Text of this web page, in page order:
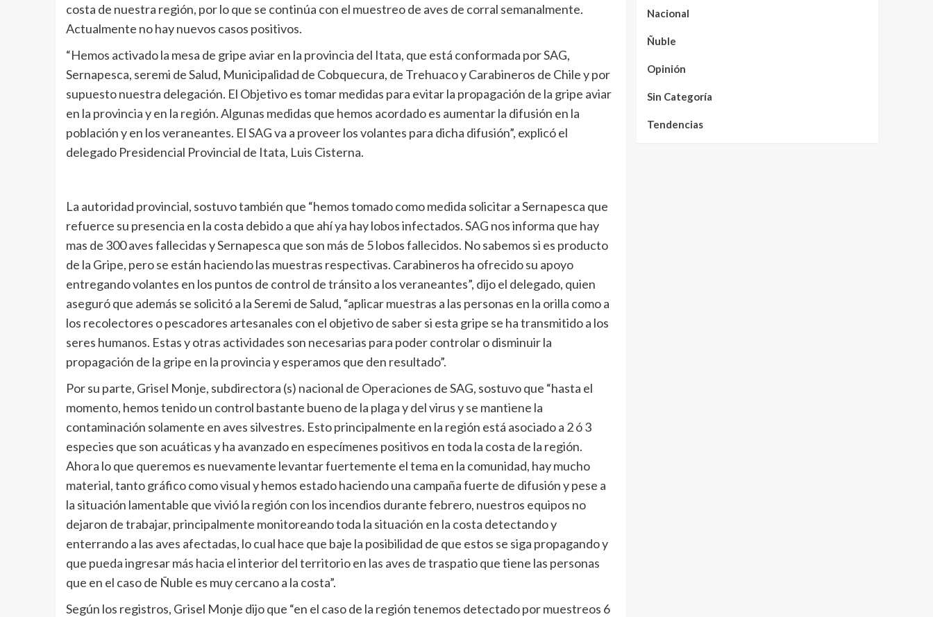
costa de nuestra región, por lo que se continúa con el muestreo de aves de corral semanalmente.
Actualmente no hay nuevos casos positivos.
“Hemos activado la mesa de gripe aviar en la provincia del Itata, que está conformada por SAG,
Sernapesca, seremi de Salud, Municipalidad de Cobquecura, de Trehuaco y Carabineros de Chile y por
supuesto nuestra delegación. El Objetivo es tomar medidas para evitar la propagación de la gripe aviar
en la provincia y en la región. Algunas medidas que hemos acordado es aumentar la difusión en la
población y en los veraneantes. El SAG va a proveer los volantes para dicha difusión”, explicó el
delegado Presidencial Provincial de Itata, Luis Cisterna.
La autoridad provincial, sostuvo también que “hemos tomado como medida solicitar a Sernapesca que
refuerce su presencia en la costa debido a que ahí ya hay lobos infectados. SAG nos informa que hay
mas de 300 aves fallecidas y Sernapesca que son más de 5 lobos fallecidos. No sabemos si es producto
de la Gripe, pero se están haciendo las muestras respectivas. Carabineros ha ofrecido su apoyo
entregando volantes en los puntos de control de tránsito a los veraneantes”, dijo el delegado, quien
aseguró que además se solicitó a la Seremi de Salud, “aplicar muestras a las personas en la orilla como a
los recolectores o pescadores artesanales con el objetivo de saber si esta gripe se ha transmitido a los
seres humanos. Estas y otras actividades son necesarias para poder controlar o disminuir la
propagación de la gripe en la provincia y esperamos que den resultado”.
Por su parte, Grisel Monje, subdirectora (s) nacional de Operaciones de SAG, sostuvo que “hasta el
momento, hemos tenido un control bastante bueno de la plaga y del virus y se mantiene la
contaminación solamente en aves silvestres. Esto principalmente en la región está asociado a 2 ó 3
especies que son acuáticas y ha avanzado en especímenes positivos en toda la costa de la región.
Ahora lo que queremos es nuevamente levantar fuertemente el tema en la comunidad, hay mucho
material, tanto gráfico como visual y hemos estado haciendo una campaña fuerte de difusión y pese a
la situación lamentable que vivió la región con los incendios durante febrero, nuestros equipos no
dejaron de trabajar, principalmente monitoreando toda la situación en la costa detectando y
enterrando a las aves afectadas, lo cual hace que baje la posibilidad de que estos se siga propagando y
que pueda ingresar más hacia el interior del territorio en las aves de traspatio que tiene las personas
que en el caso de Ñuble es muy cercano a la costa”.
Según los registros, Grisel Monje dijo que “en el caso de la región tenemos detectado por muestreos 6
Nacional
Ñuble
Opinión
Sin Categoría
Tendencias